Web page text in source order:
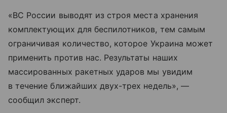
«ВС России выводят из строя места хранения
комплектующих для беспилотников, тем самым
ограничивая количество, которое Украина может
применить против нас. Результаты наших
массированных ракетных ударов мы увидим
в течение ближайших двух-трех недель», —
сообщил эксперт.